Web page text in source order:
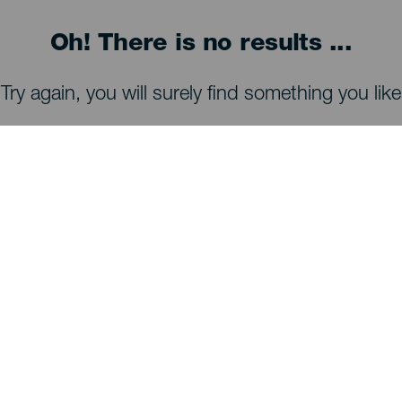
Oh! There is no results ...
Try again, you will surely find something you like